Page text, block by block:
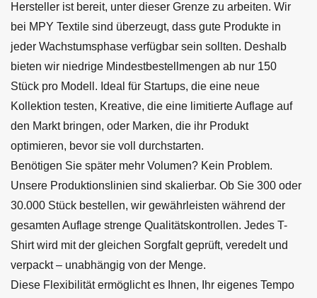
Hersteller ist bereit, unter dieser Grenze zu arbeiten. Wir
bei MPY Textile sind überzeugt, dass gute Produkte in
jeder Wachstumsphase verfügbar sein sollten. Deshalb
bieten wir niedrige Mindestbestellmengen ab nur 150
Stück pro Modell. Ideal für Startups, die eine neue
Kollektion testen, Kreative, die eine limitierte Auflage auf
den Markt bringen, oder Marken, die ihr Produkt
optimieren, bevor sie voll durchstarten.
Benötigen Sie später mehr Volumen? Kein Problem.
Unsere Produktionslinien sind skalierbar. Ob Sie 300 oder
30.000 Stück bestellen, wir gewährleisten während der
gesamten Auflage strenge Qualitätskontrollen. Jedes T-
Shirt wird mit der gleichen Sorgfalt geprüft, veredelt und
verpackt – unabhängig von der Menge.
Diese Flexibilität ermöglicht es Ihnen, Ihr eigenes Tempo